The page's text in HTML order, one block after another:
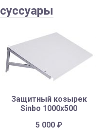
Защитный козырек
Sinbo 1000х500
5 000₽